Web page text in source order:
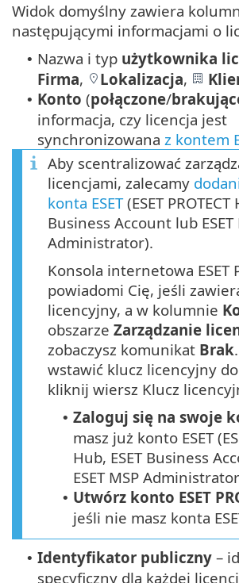
Widok domyślny zawiera
następującymi informacjami o
• Nazwa i typ użytkownika
Firma, Lokalizacja,
• Konto (połączone/
informacja, czy licencja jest
synchronizowana z kontem
Aby scentralizować
licencjami, zalecamy
konta ESET(ESET PROTECT
Business Account lub ESET
Administrator).
Konsola internetowa ESET
powiadomi Cię, jeśli
licencyjny, a w kolumnie
obszarze Zarządzanie
zobaczysz komunikat Brak
wstawić klucz licencyjny do
kliknij wiersz Klucz
• Zaloguj się na swoje
masz już konto ESET
Hub, ESET Business
ESET MSP
• Utwórz konto ESET
jeśli nie masz konta
• Identyfikator publiczny –
specyficzny dla każdej